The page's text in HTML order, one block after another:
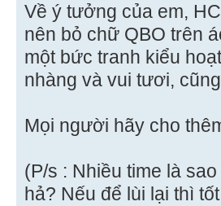
Về ý tưởng của em,
nên bỏ chữ QBO trên
một bức tranh kiểu
nhàng và vui tươi,
Mọi người hãy cho
(P/s : Nhiều time là
hả? Nếu để lùi lại thì